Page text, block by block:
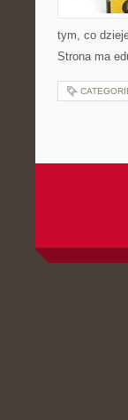
tym, co
Strona ma